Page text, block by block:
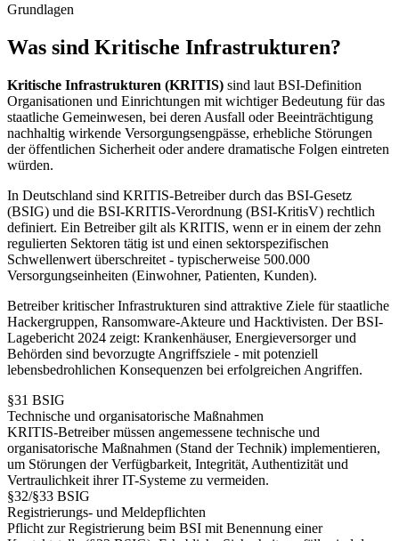
Grundlagen
Was sind Kritische Infrastrukturen?
Kritische Infrastrukturen (KRITIS) sind laut BSI-Definition
Organisationen und Einrichtungen mit wichtiger Bedeutung für das
staatliche Gemeinwesen, bei deren Ausfall oder Beeinträchtigung
nachhaltig wirkende Versorgungsengpässe, erhebliche Störungen
der öffentlichen Sicherheit oder andere dramatische Folgen eintreten
würden.
In Deutschland sind KRITIS-Betreiber durch das BSI-Gesetz
(BSIG) und die BSI-KRITIS-Verordnung (BSI-KritisV) rechtlich
definiert. Ein Betreiber gilt als KRITIS, wenn er in einem der zehn
regulierten Sektoren tätig ist und einen sektorspezifischen
Schwellenwert überschreitet - typischerweise 500.000
Versorgungseinheiten (Einwohner, Patienten, Kunden).
Betreiber kritischer Infrastrukturen sind attraktive Ziele für staatliche
Hackergruppen, Ransomware-Akteure und Hacktivisten. Der BSI-
Lagebericht 2024 zeigt: Krankenhäuser, Energieversorger und
Behörden sind bevorzugte Angriffsziele - mit potenziell
lebensbedrohlichen Konsequenzen bei erfolgreichen Angriffen.
§31 BSIG
Technische und organisatorische Maßnahmen
KRITIS-Betreiber müssen angemessene technische und
organisatorische Maßnahmen (Stand der Technik) implementieren,
um Störungen der Verfügbarkeit, Integrität, Authentizität und
Vertraulichkeit ihrer IT-Systeme zu vermeiden.
§32/§33 BSIG
Registrierungs- und Meldepflichten
Pflicht zur Registrierung beim BSI mit Benennung einer